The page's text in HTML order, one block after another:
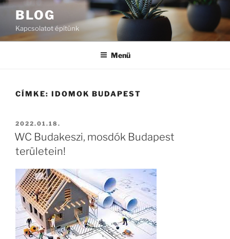
Tartalomhoz
BLOG
Kapcsolatot építünk
Menü
CÍMKE: IDOMOK BUDAPEST
BEKÜLDVE:
2022.01.18.
WC Budakeszi, mosdók Budapest
területein!